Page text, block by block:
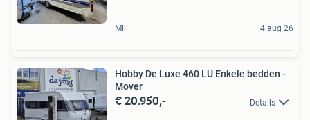
Mill 4 aug 26
Hobby De Luxe 460 LU Enkele bedden -
Mover
€ 20.950,- Details